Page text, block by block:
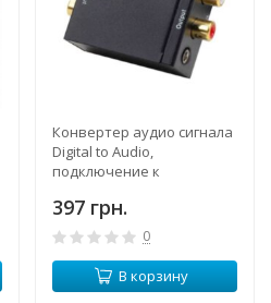
Конвертер аудио сигнала
Digital to Audio,
подключение к
наушников или колонок
через 3.5 мм аудио выход
или RCA
397 грн.
0
В корзину